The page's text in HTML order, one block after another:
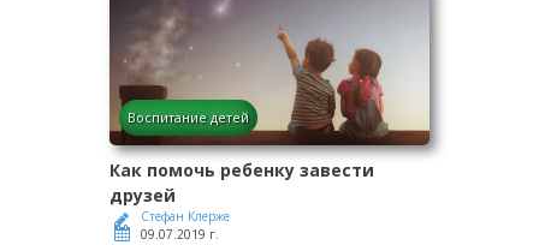
Воспитание детей
Как помочь ребенку завести
друзей
Стефан Клерже
09.07.2019 г.